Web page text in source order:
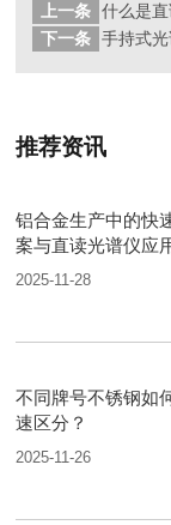
上一条 什么是
下一条
推荐资讯
铝合金生产中的快
案与直读光谱仪应
2025-11-28
不同牌号不锈钢如
速区分？
2025-11-26